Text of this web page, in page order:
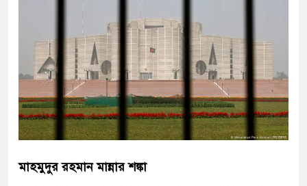
মাহমুদুর রহমান মান্নার শঙ্কা